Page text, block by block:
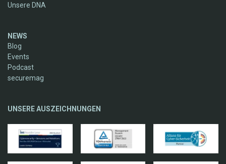
Unsere DNA
NEWS
Blog
Events
Podcast
securemag
UNSERE AUSZEICHNUNGEN